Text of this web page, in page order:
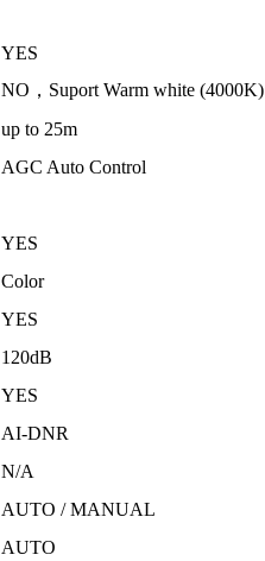
YES
NO，Suport Warm white (4000K)
up to 25m
AGC Auto Control
YES
Color
YES
120dB
YES
AI-DNR
N/A
AUTO / MANUAL
AUTO